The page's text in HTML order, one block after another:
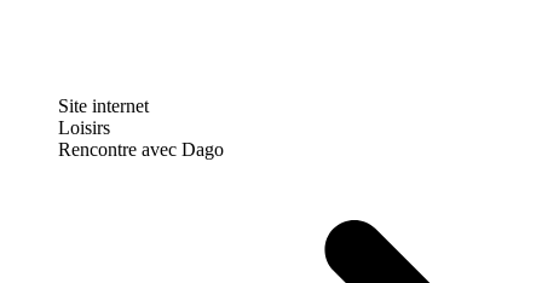
Site internet
Loisirs
Rencontre avec Dago